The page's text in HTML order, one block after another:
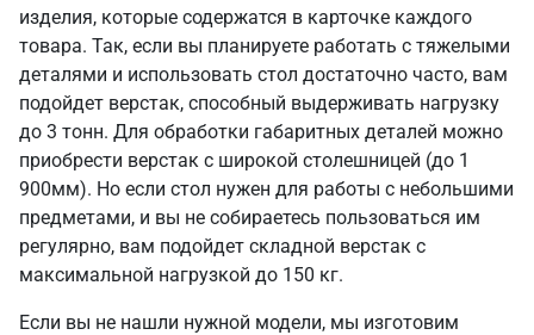
изделия, которые содержатся в карточке каждого
товара. Так, если вы планируете работать с тяжелыми
деталями и использовать стол достаточно часто, вам
подойдет верстак, способный выдерживать нагрузку
до 3 тонн. Для обработки габаритных деталей можно
приобрести верстак с широкой столешницей (до 1
900мм). Но если стол нужен для работы с небольшими
предметами, и вы не собираетесь пользоваться им
регулярно, вам подойдет складной верстак с
максимальной нагрузкой до 150 кг.
Если вы не нашли нужной модели, мы изготовим